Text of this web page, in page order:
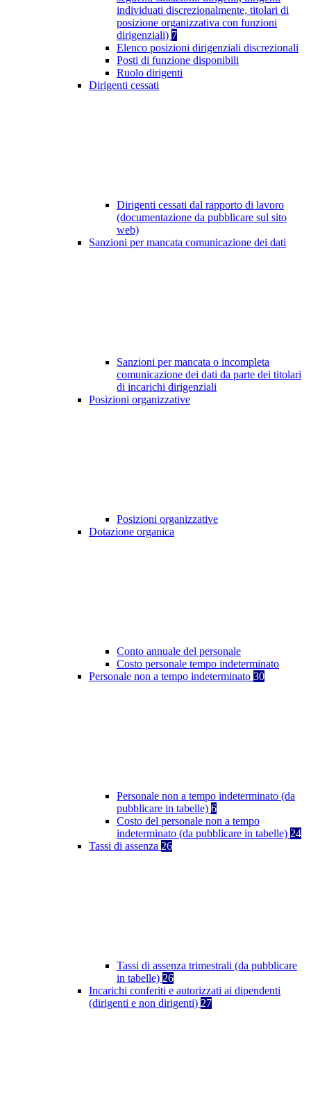
individuati discrezionalmente, titolari di
posizione organizzativa con funzioni
dirigenziali) 7
Elenco posizioni dirigenziali discrezionali
Posti di funzione disponibili
Ruolo dirigenti
Dirigenti cessati
Dirigenti cessati dal rapporto di lavoro
(documentazione da pubblicare sul sito
web)
Sanzioni per mancata comunicazione dei dati
Sanzioni per mancata o incompleta
comunicazione dei dati da parte dei titolari
di incarichi dirigenziali
Posizioni organizzative
Posizioni organizzative
Dotazione organica
Conto annuale del personale
Costo personale tempo indeterminato
Personale non a tempo indeterminato 30
Personale non a tempo indeterminato (da
pubblicare in tabelle) 6
Costo del personale non a tempo
indeterminato (da pubblicare in tabelle) 24
Tassi di assenza 26
Tassi di assenza trimestrali (da pubblicare
in tabelle) 26
Incarichi conferiti e autorizzati ai dipendenti
(dirigenti e non dirigenti) 27